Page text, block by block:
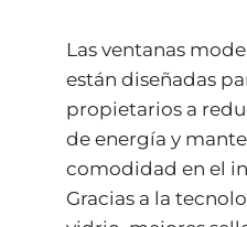
Las ventanas
están diseñadas
propietarios a
de energía y
comodidad en el
Gracias a la